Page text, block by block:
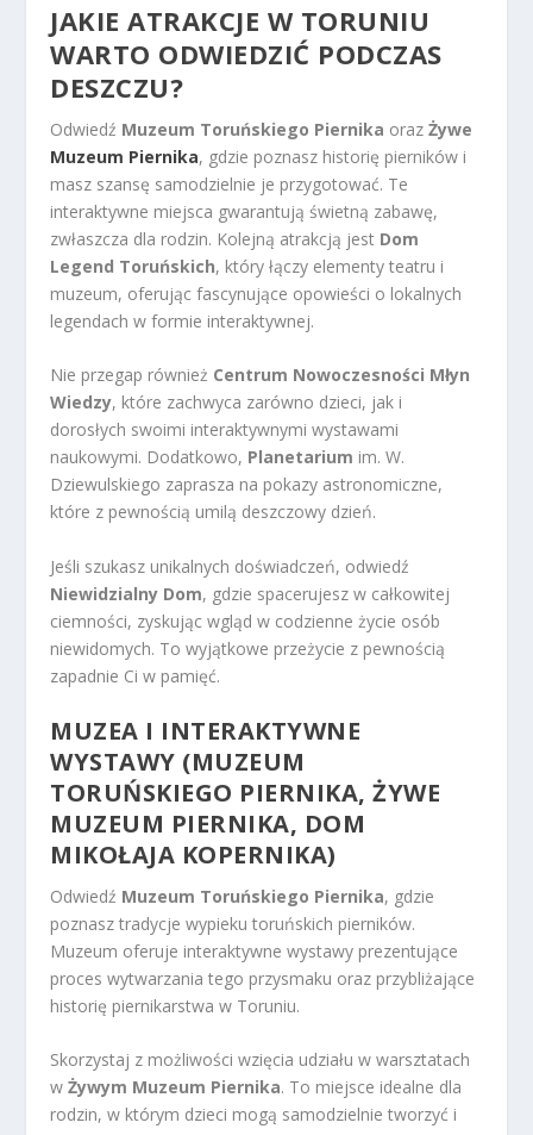
JAKIE ATRAKCJE W TORUNIU
WARTO ODWIEDZIĆ PODCZAS
DESZCZU?
Odwiedź Muzeum Toruńskiego Piernika orazŻywe
Muzeum Piernika, gdzie poznasz historię pierników i
masz szansę samodzielnie je przygotować. Te
interaktywne miejsca gwarantują świetną zabawę,
zwłaszcza dla rodzin. Kolejną atrakcją jest Dom
Legend Toruńskich, który łączy elementy teatru i
muzeum, oferując fascynujące opowieści o lokalnych
legendach w formie interaktywnej.
Nie przegap również Centrum Nowoczesności Młyn
Wiedzy, które zachwyca zarówno dzieci, jak i
dorosłych swoimi interaktywnymi wystawami
naukowymi. Dodatkowo, Planetarium im. W.
Dziewulskiego zaprasza na pokazy astronomiczne,
które z pewnością umilą deszczowy dzień.
Jeśli szukasz unikalnych doświadczeń, odwiedź
Niewidzialny Dom, gdzie spacerujesz w całkowitej
ciemności, zyskując wgląd w codzienne życie osób
niewidomych. To wyjątkowe przeżycie z pewnością
zapadnie Ci w pamięć.
MUZEA I INTERAKTYWNE
WYSTAWY (MUZEUM
TORUŃSKIEGO PIERNIKA, ŻYWE
MUZEUM PIERNIKA, DOM
MIKOŁAJA KOPERNIKA)
Odwiedź Muzeum Toruńskiego Piernika, gdzie
poznasz tradycje wypieku toruńskich pierników.
Muzeum oferuje interaktywne wystawy prezentujące
proces wytwarzania tego przysmaku oraz przybliżające
historię piernikarstwa w Toruniu.
Skorzystaj z możliwości wzięcia udziału w warsztatach
wŻywym Muzeum Piernika. To miejsce idealne dla
rodzin, w którym dzieci mogą samodzielnie tworzyć i